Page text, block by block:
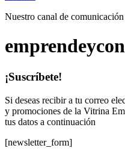
Nuestro canal de comunicación
¡Suscríbete!
Si deseas recibir a tu correo
y promociones de la Vitrina
tus datos a continuación
[newsletter_form]